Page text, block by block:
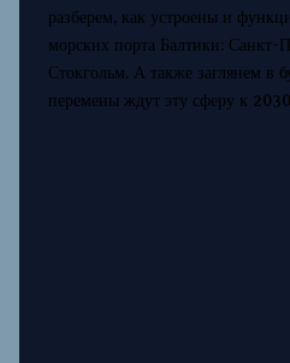
разберем, как устроены и
морских порта Балтики: Санкт-
Стокгольм. А также заглянем в
перемены ждут эту сферу к